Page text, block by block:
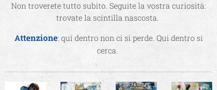
Non troverete tutto subito. Seguite la vostra curiosità:
trovate la scintilla nascosta.
Attenzione: qui dentro non ci si perde. Qui dentro si
cerca.